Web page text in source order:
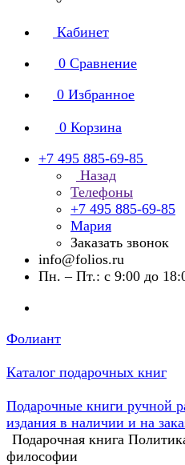
Кабинет
0 Сравнение
0 Избранное
0 Корзина
+7 495 885-69-85
Назад
Телефоны
+7 495 885-69-85
Мария
Заказать звонок
info@folios.ru
Пн. – Пт.: с 9:00 до
Фолиант
Каталог подарочных книг
Подарочные книги ручной
издания в наличии и на
Подарочная книга
философии